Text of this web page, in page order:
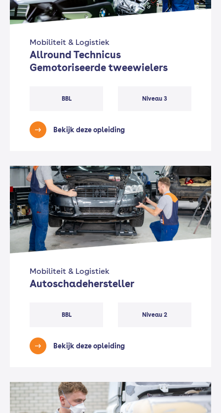
Mobiliteit & Logistiek
Allround Technicus
Gemotoriseerde tweewielers
BBL Niveau 3
Bekijk deze opleiding
Mobiliteit & Logistiek
Autoschadehersteller
BBL Niveau 2
Bekijk deze opleiding